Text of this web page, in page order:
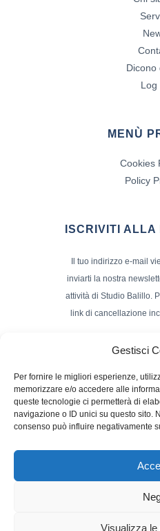
Gestisci
Per fornire le migliori esperienze,
memorizzare e/o accedere alle
queste tecnologie ci permetterà di
navigazione o ID unici su questo sito.
consenso può influire negativamente
Visualizza le
Dicono
Log
MENÙ
Cookies
Policy
ISCRIVITI
Il tuo indirizzo e-mail
inviarti la nostra
attività di Studio Balillo.
link di cancellazione
Nome e
Powerd by :